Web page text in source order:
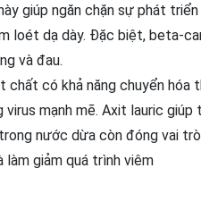
giúp ngăn chặn sự phát
loét dạ dày​. Đặc biệt, beta-
và đau.
chất có khả năng chuyển
virus mạnh mẽ. Axit lauric
nước dừa còn đóng vai
giảm quá trình viêm​